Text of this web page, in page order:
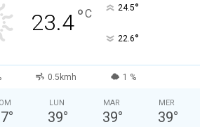
23.4°C 24.5°
22.6°
0.5kmh 1 %
°
LUN
39°
MAR
39°
MER
39°